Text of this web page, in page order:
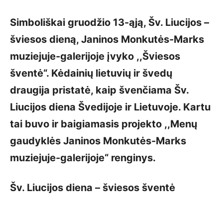
Simboliškai gruodžio 13-ąją, Šv. Liucijos –
šviesos dieną, Janinos Monkutės-Marks
muziejuje-galerijoje įvyko ,,Šviesos
šventė“. Kėdainių lietuvių ir švedų
draugija pristatė, kaip švenčiama Šv.
Liucijos diena Švedijoje ir Lietuvoje. Kartu
tai buvo ir baigiamasis projekto ,,Menų
gaudyklės Janinos Monkutės-Marks
muziejuje-galerijoje“ renginys.
Šv. Liucijos diena – šviesos šventė